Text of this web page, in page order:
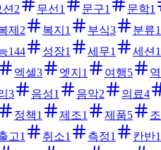
션 2 무선 1 문구1 문학1
제 2 복지 1 부식3 분류1
144 성장1 세무1 세션 1
엑셀3 엣지 1 여행5
3 음성1 음악2 의료4
정책1 제조1 제품5
고1 취소1 측정1 칸반1